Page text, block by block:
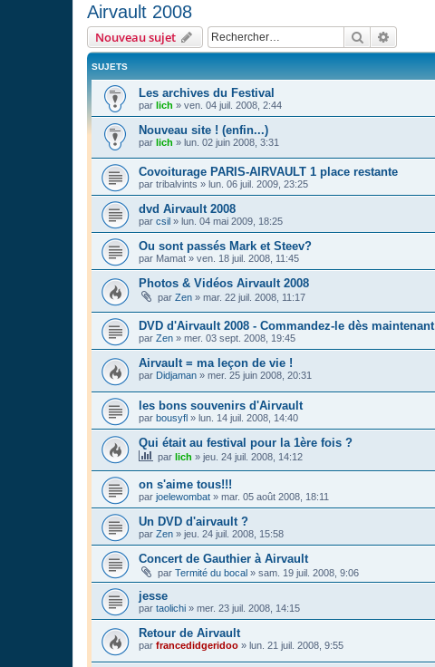
Airvault 2008
Nouveau sujet Rechercher
SUJETS
Les archives du Festival
par lich » ven. 04 juil. 2008, 2:44
Nouveau site ! (enfin...)
par lich » lun. 02 juin 2008, 3:31
Covoiturage PARIS-AIRVAULT 1 place restante
par tribalvints » lun. 06 juil. 2009, 23:25
dvd Airvault 2008
par csil » lun. 04 mai 2009, 18:25
Ou sont passés Mark et Steev?
par Mamat » ven. 18 juil. 2008, 11:45
Photos & Vidéos Airvault 2008
par Zen » mar. 22 juil. 2008, 11:17
DVD d'Airvault 2008 - Commandez-le dès maintenant
par Zen » mer. 03 sept. 2008, 19:45
Airvault = ma leçon de vie !
par Didjaman » mer. 25 juin 2008, 20:31
les bons souvenirs d'Airvault
par bousyfl » lun. 14 juil. 2008, 14:40
Qui était au festival pour la 1ère fois ?
par lich » jeu. 24 juil. 2008, 14:12
on s'aime tous!!!
par joelewombat » mar. 05 août 2008, 18:11
Un DVD d'airvault ?
par Zen » jeu. 24 juil. 2008, 15:58
Concert de Gauthier à Airvault
par Termité du bocal » sam. 19 juil. 2008, 9:06
jesse
par taolichi » mer. 23 juil. 2008, 14:15
Retour de Airvault
par francedidgeridoo » lun. 21 juil. 2008, 9:55